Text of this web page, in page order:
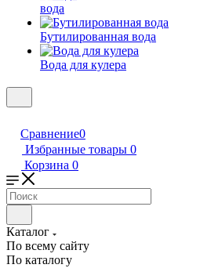
вода
Бутилированная вода
Вода для кулера
Сравнение0
Избранные товары 0
Корзина 0
Каталог
По всему сайту
По каталогу